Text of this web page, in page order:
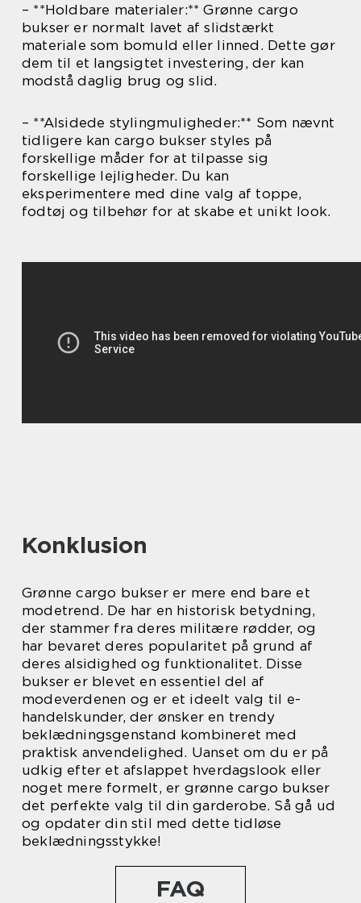
– **Holdbare materialer:** Grønne cargo
bukser er normalt lavet af slidstærkt
materiale som bomuld eller linned. Dette gør
dem til et langsigtet investering, der kan
modstå daglig brug og slid.
– **Alsidede stylingmuligheder:** Som nævnt
tidligere kan cargo bukser styles på
forskellige måder for at tilpasse sig
forskellige lejligheder. Du kan
eksperimentere med dine valg af toppe,
fodtøj og tilbehør for at skabe et unikt look.
Konklusion
Grønne cargo bukser er mere end bare et
modetrend. De har en historisk betydning,
der stammer fra deres militære rødder, og
har bevaret deres popularitet på grund af
deres alsidighed og funktionalitet. Disse
bukser er blevet en essentiel del af
modeverdenen og er et ideelt valg til e-
handelskunder, der ønsker en trendy
beklædningsgenstand kombineret med
praktisk anvendelighed. Uanset om du er på
udkig efter et afslappet hverdagslook eller
noget mere formelt, er grønne cargo bukser
det perfekte valg til din garderobe. Så gå ud
og opdater din stil med dette tidløse
beklædningsstykke!
FAQ